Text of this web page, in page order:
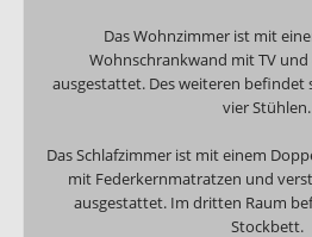
Das Wohnzimmer ist mit
Wohnschrankwand mit TV
ausgestattet. Des weiteren befindet
vier Stühlen.
Das Schlafzimmer ist mit einem
mit Federkernmatratzen und
ausgestattet. Im dritten Raum
Stockbett.